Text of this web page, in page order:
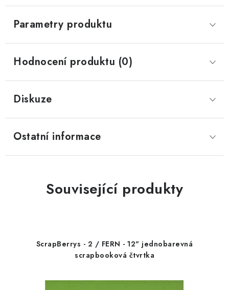
Parametry produktu
Hodnocení produktu (0)
Diskuze
Ostatní informace
Související produkty
ScrapBerrys - 2 / FERN - 12" jednobarevná
scrapbooková čtvrtka